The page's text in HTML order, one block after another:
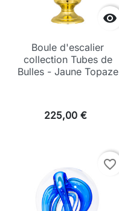

Boule d'escalier
collection Tubes de
Bulles - Jaune Topaze
225,00 €
favorite_border